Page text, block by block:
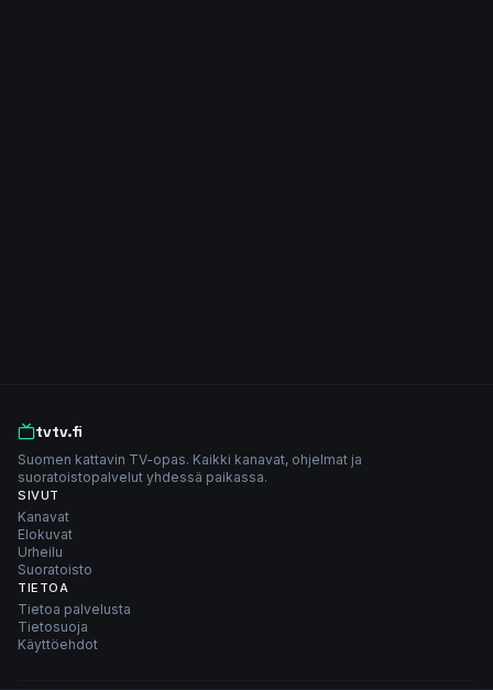
tvtv.fi
Suomen kattavin TV-opas. Kaikki kanavat, ohjelmat ja
suoratoistopalvelut yhdessä paikassa.
SIVUT
Kanavat
Elokuvat
Urheilu
Suoratoisto
TIETOA
Tietoa palvelusta
Tietosuoja
Käyttöehdot